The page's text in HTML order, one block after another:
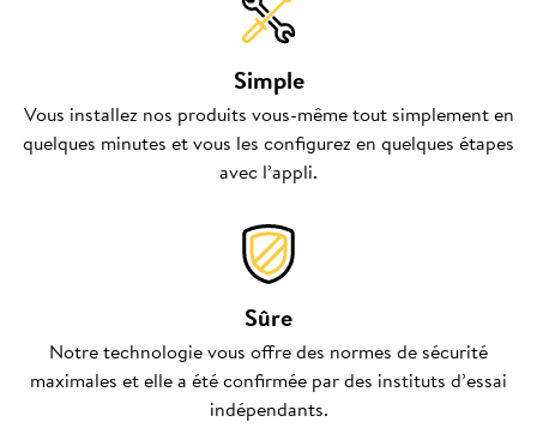
Simple
Vous installez nos produits vous-même tout simplement en
quelques minutes et vous les configurez en quelques étapes
avec l’appli.
Sûre
Notre technologie vous offre des normes de sécurité
maximales et elle a été confirmée par des instituts d’essai
indépendants.